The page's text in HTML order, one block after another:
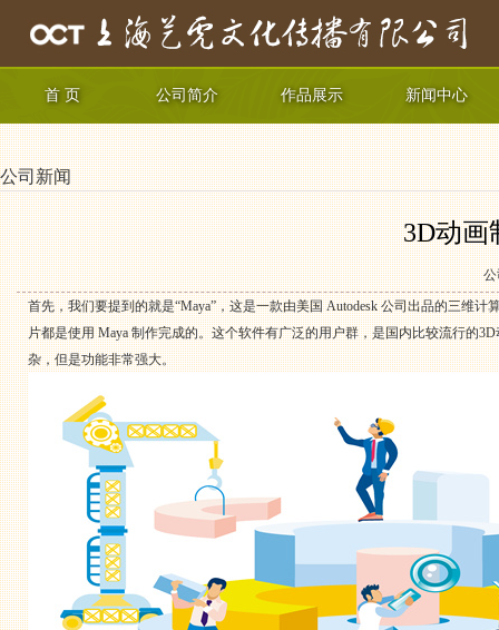
首 页 公司简介 作品展示 新闻中心
公司新闻
3D动画
公
首先，我们要提到的就是“Maya”，这是一款由美国 Autodesk 公司出品的三维
片都是使用 Maya 制作完成的。这个软件有广泛的用户群，是国内比较流行的
杂，但是功能非常强大。